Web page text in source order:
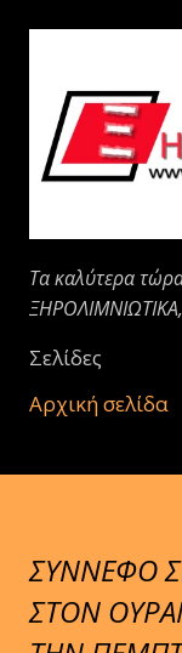
Τα καλύτερα
ΞΗΡΟΛΙΜΝΙΩΤΙΚΑ,
Σελίδες
Αρχική σελίδα
ΣΥΝΝΕΦΟ
ΣΤΟΝ